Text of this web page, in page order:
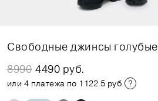
Свободные джинсы голубые
8990 4490 руб.
или 4 платежа по 1122.5 руб.